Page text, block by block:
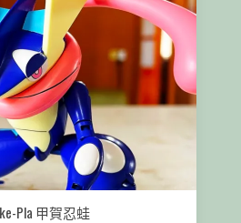
Pla 甲賀忍蛙